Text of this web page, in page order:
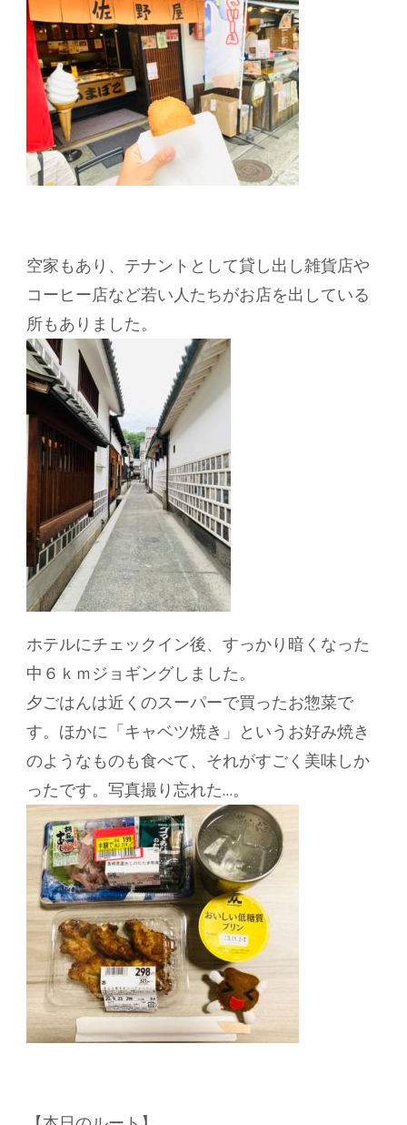
空家もあり、テナントとして貸し出し雑貨店や
コーヒー店など若い人たちがお店を出している
所もありました。
ホテルにチェックイン後、すっかり暗くなった
中６ｋｍジョギングしました。
夕ごはんは近くのスーパーで買ったお惣菜で
す。ほかに「キャベツ焼き」というお好み焼き
のようなものも食べて、それがすごく美味しか
ったです。写真撮り忘れた…。